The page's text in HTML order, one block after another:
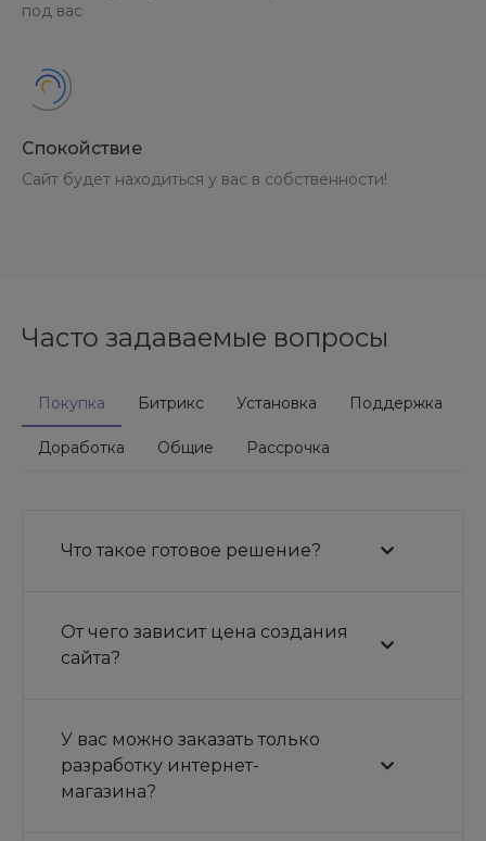
под вас
Спокойствие
Сайт будет находиться у вас в собственности!
Часто задаваемые вопросы
Покупка Битрикс Установка Поддержка
Доработка Общие Рассрочка
Что такое готовое решение?
От чего зависит цена создания
сайта?
У вас можно заказать только
разработку интернет-
магазина?